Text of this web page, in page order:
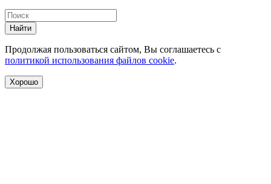
Найти
Продолжая пользоваться сайтом, Вы соглашаетесь с
политикой использования файлов cookie.
Хорошо